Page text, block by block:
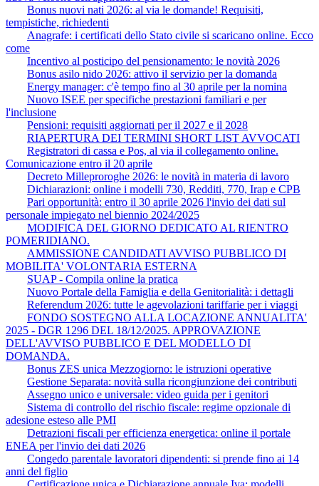
Bonus nuovi nati 2026: al via le domande! Requisiti,
tempistiche, richiedenti
Anagrafe: i certificati dello Stato civile si scaricano online. Ecco
come
Incentivo al posticipo del pensionamento: le novità 2026
Bonus asilo nido 2026: attivo il servizio per la domanda
Energy manager: c'è tempo fino al 30 aprile per la nomina
Nuovo ISEE per specifiche prestazioni familiari e per
l'inclusione
Pensioni: requisiti aggiornati per il 2027 e il 2028
RIAPERTURA DEI TERMINI SHORT LIST AVVOCATI
Registratori di cassa e Pos, al via il collegamento online.
Comunicazione entro il 20 aprile
Decreto Milleproroghe 2026: le novità in materia di lavoro
Dichiarazioni: online i modelli 730, Redditi, 770, Irap e CPB
Pari opportunità: entro il 30 aprile 2026 l'invio dei dati sul
personale impiegato nel biennio 2024/2025
MODIFICA DEL GIORNO DEDICATO AL RIENTRO
POMERIDIANO.
AMMISSIONE CANDIDATI AVVISO PUBBLICO DI
MOBILITA' VOLONTARIA ESTERNA
SUAP - Compila online la pratica
Nuovo Portale della Famiglia e della Genitorialità: i dettagli
Referendum 2026: tutte le agevolazioni tariffarie per i viaggi
FONDO SOSTEGNO ALLA LOCAZIONE ANNUALITA'
2025 - DGR 1296 DEL 18/12/2025. APPROVAZIONE
DELL'AVVISO PUBBLICO E DEL MODELLO DI
DOMANDA.
Bonus ZES unica Mezzogiorno: le istruzioni operative
Gestione Separata: novità sulla ricongiunzione dei contributi
Assegno unico e universale: video guida per i genitori
Sistema di controllo del rischio fiscale: regime opzionale di
adesione esteso alle PMI
Detrazioni fiscali per efficienza energetica: online il portale
ENEA per l'invio dei dati 2026
Congedo parentale lavoratori dipendenti: si prende fino ai 14
anni del figlio